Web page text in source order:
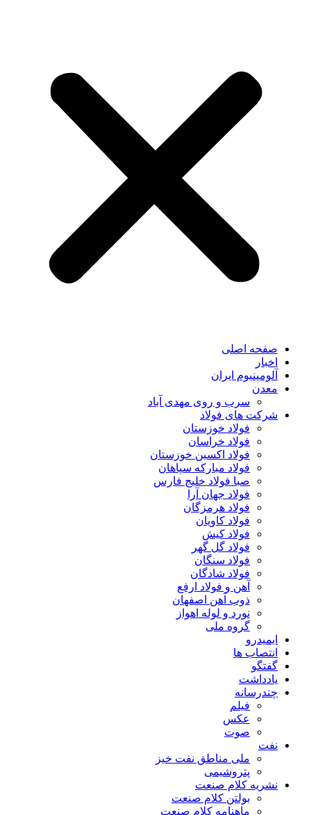
صفحه اصلی
اخبار
آلومینیوم ایران
معدن
سرب و روی مهدی آباد
شرکت های فولاد
فولاد خوزستان
فولاد خراسان
فولاد اکسین خوزستان
فولاد مبارکه سپاهان
صبا فولاد خلیج فارس
فولاد جهان آرا
فولاد هرمزگان
فولاد کاویان
فولاد کیش
فولاد گل گهر
فولاد سنگان
فولاد شادگان
آهن و فولاد ارفع
ذوب آهن اصفهان
نورد و لوله اهواز
گروه ملی
ایمیدرو
انتصاب ها
گفتگو
یادداشت
چندرسانه
فیلم
عکس
صوت
نفت
ملی مناطق نفت خیز
پتروشیمی
نشریه کلام صنعت
بولتن کلام صنعت
ماهنامه کلام صنعت